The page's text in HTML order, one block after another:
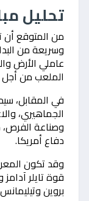
تحليل
من المتوقع أن
وسريعة من
عاملي الأرض
الملعب من
في المقابل،
الجماهيري،
وصناعة
دفاع أمريكا.
وقد تكون
قوة تايلر
بروين